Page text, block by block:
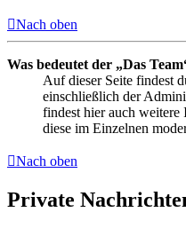
Nach oben
Was bedeutet der „Das
Auf dieser Seite findest
einschließlich der
findest hier auch
diese im Einzelnen
Nach oben
Private